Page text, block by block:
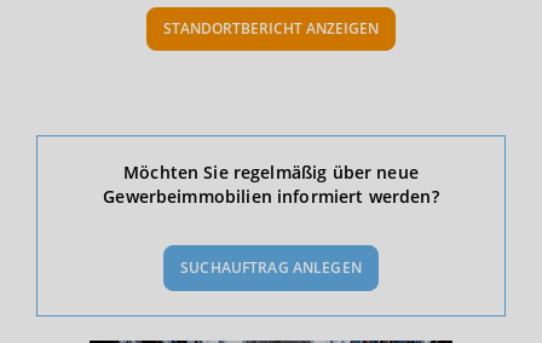
STANDORTBERICHT ANZEIGEN
Ökonomische Daten & Fakten
Bevölkerung Gesamt
(Landkreis / Kreisfreie Stadt)
Möchten Sie regelmäßig über neue
Gewerbeimmobilien informiert werden?
SUCHAUFTRAG ANLEGEN